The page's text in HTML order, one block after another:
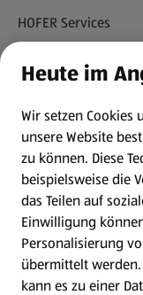
HOFER Services
Newsletter
WhatsApp
Gewinnspiele
Mein HOFER. Meine
Meine Meinung.
Heute im
Wir setzen Cookies
unsere Website
zu können. Diese
beispielsweise die
das Teilen auf
Einwilligung
Personalisierung
übermittelt
kann es zu einer